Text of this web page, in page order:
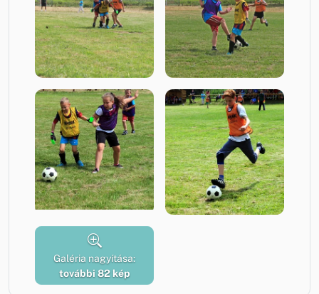
Galéria nagyítása:
további 82 kép